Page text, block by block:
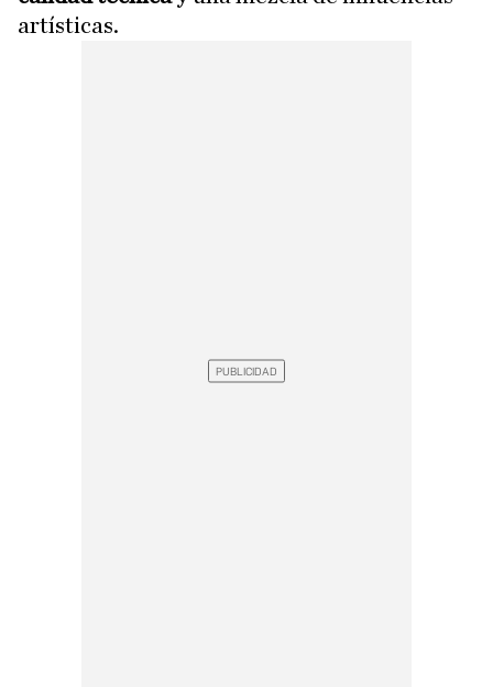
artísticas.